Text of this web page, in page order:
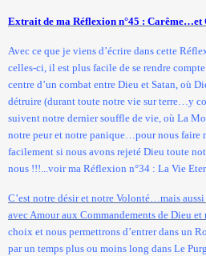
Extrait de ma Réflexion n°45 : Carême…et
Avec ce que je viens d’écrire dans cette
celles-ci, il est plus facile de se rendre
centre d’un combat entre Dieu et Satan, où
détruire (durant toute notre vie sur terre…y
suivent notre dernier souffle de vie, où La
notre peur et notre panique…pour nous faire
facilement si nous avons rejeté Dieu toute
nous !!!...voir ma Réflexion n°34 : La Vie
C’est notre désir et notre Volonté…mais
avec Amour aux Commandements de Dieu
choix et nous permettrons d’entrer dans un
par un temps plus ou moins long dans Le